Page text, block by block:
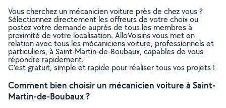
Vous cherchez un mécanicien voiture près de chez vous ?
Sélectionnez directement les offreurs de votre choix ou
postez votre demande auprès de tous les membres à
proximité de votre localisation. AlloVoisins vous met en
relation avec tous les mécaniciens voiture, professionnels et
particuliers, à Saint-Martin-de-Boubaux, capables de vous
répondre rapidement.
C’est gratuit, simple et rapide pour réaliser tous vos projets !
Comment bien choisir un mécanicien voiture à Saint-
Martin-de-Boubaux ?